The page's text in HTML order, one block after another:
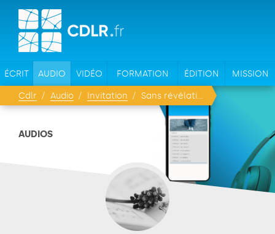
ÉCRIT AUDIO VIDÉO FORMATION ÉDITION MISSION
Cdlr Audio Invitation Sans révélation on ne peut pas connaître Dieu
AUDIOS